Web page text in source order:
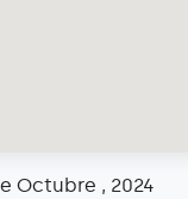
Octubre , 2024